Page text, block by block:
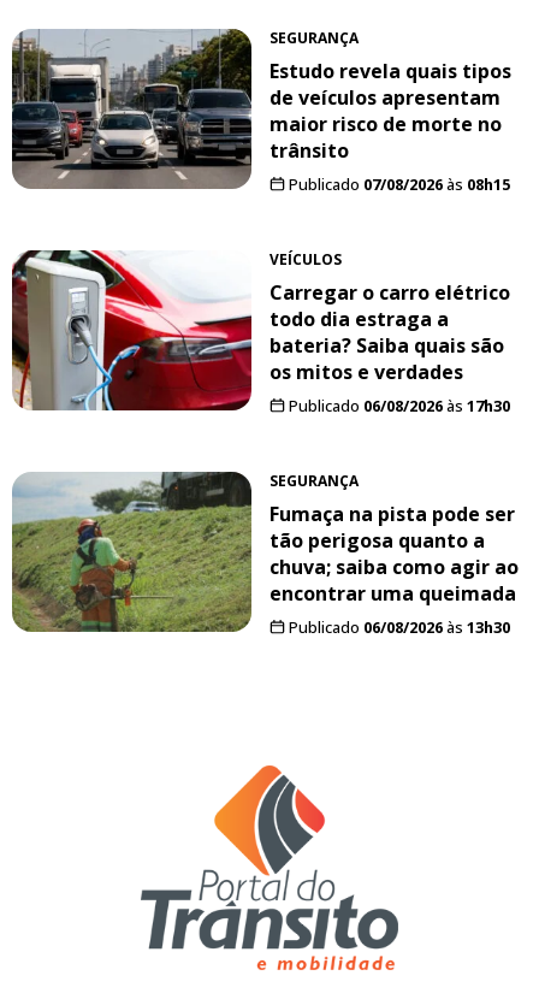
SEGURANÇA
Estudo revela quais tipos
de veículos apresentam
maior risco de morte no
trânsito
Publicado 07/08/2026às 08h15
VEÍCULOS
Carregar o carro elétrico
todo dia estraga a
bateria? Saiba quais são
os mitos e verdades
Publicado 06/08/2026às 17h30
SEGURANÇA
Fumaça na pista pode ser
tão perigosa quanto a
chuva; saiba como agir ao
encontrar uma queimada
Publicado 06/08/2026às 13h30